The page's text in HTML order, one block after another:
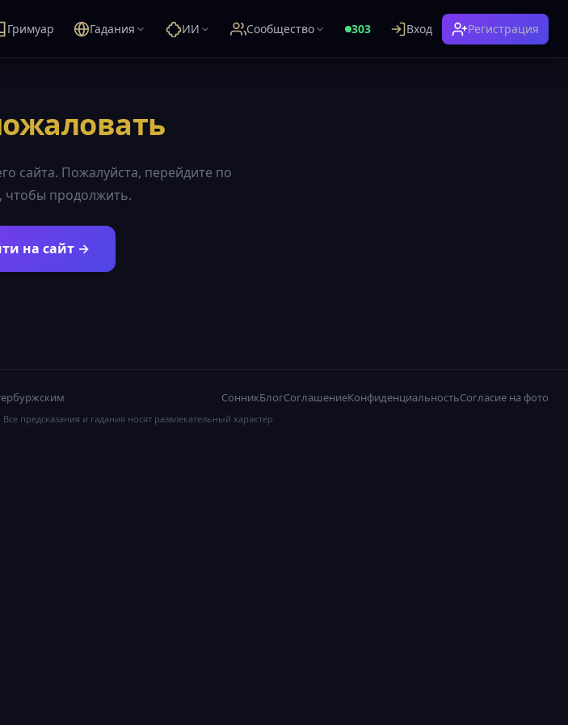
Гримуар Гадания ИИ Сообщество 303 Вход Регистрация
сайта. Пожалуйста, перейдите по
чтобы продолжить.
на сайт →
СонникБлогСоглашениеКонфиденциальностьСогласие на фото
предсказания и гадания носят развлекательный характер.